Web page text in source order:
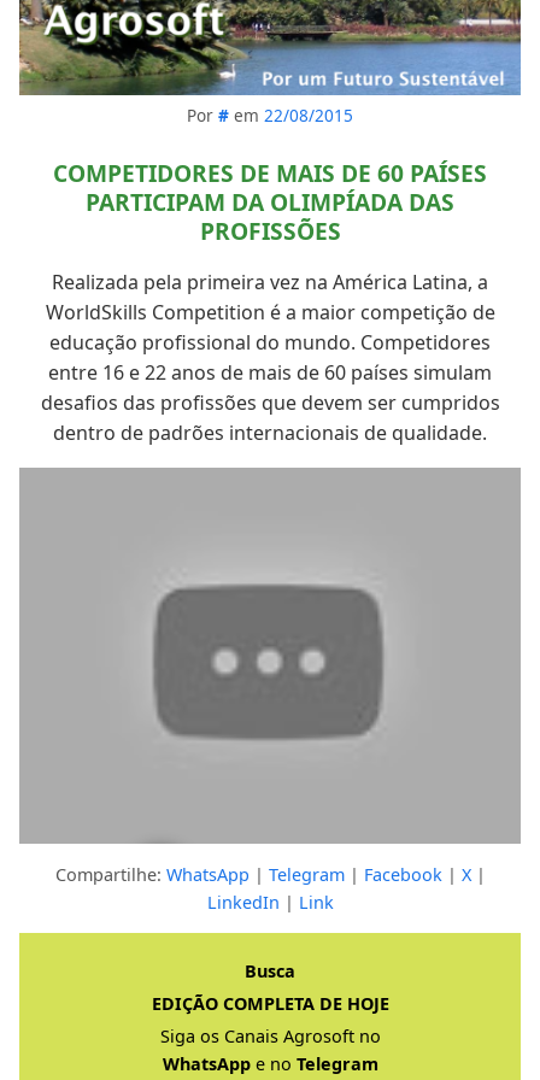
Por # em 22/08/2015
COMPETIDORES DE MAIS DE 60 PAÍSES
PARTICIPAM DA OLIMPÍADA DAS
PROFISSÕES
Realizada pela primeira vez na América Latina, a
WorldSkills Competition é a maior competição de
educação profissional do mundo. Competidores
entre 16 e 22 anos de mais de 60 países simulam
desafios das profissões que devem ser cumpridos
dentro de padrões internacionais de qualidade.
Clique para ver a resposta completa
Compartilhe: WhatsApp | Telegram| Facebook | X|
LinkedIn | Link
Busca
EDIÇÃO COMPLETA DE HOJE
Siga os Canais Agrosoft no
WhatsAppe no Telegram